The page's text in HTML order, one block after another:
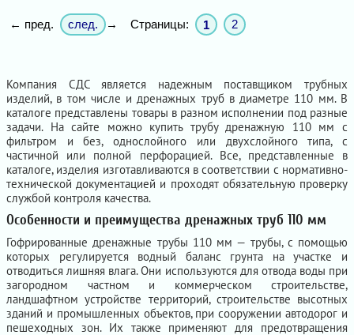
← пред. след. → Страницы: 1 2
Компания СДС является надежным поставщиком трубных
изделий, в том числе и дренажных труб в диаметре 110 мм. В
каталоге представлены товары в разном исполнении под разные
задачи. На сайте можно купить трубу дренажную 110 мм с
фильтром и без, однослойного или двухслойного типа, с
частичной или полной перфорацией. Все, представленные в
каталоге, изделия изготавливаются в соответствии с нормативно-
технической документацией и проходят обязательную проверку
службой контроля качества.
Особенности и преимущества дренажных труб 110 мм
Гофрированные дренажные трубы 110 мм — трубы, с помощью
которых регулируется водный баланс грунта на участке и
отводиться лишняя влага. Они используются для отвода воды при
загородном частном и коммерческом строительстве,
ландшафтном устройстве территорий, строительстве высотных
зданий и промышленных объектов, при сооружении автодорог и
пешеходных зон. Их также применяют для предотвращения